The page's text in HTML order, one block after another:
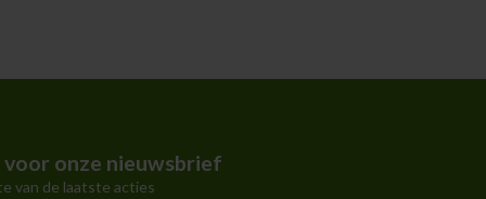
onze nieuwsbrief
van de laatste acties